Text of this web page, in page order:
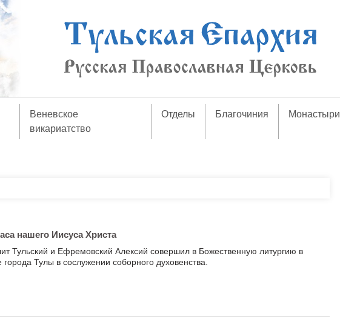
Веневское
викариатство
Отделы Благочиния Монастыри
нашего Иисуса Христа
Тульский и Ефремовский Алексий совершил в Божественную литургию в
Тулы в сослужении соборного духовенства.